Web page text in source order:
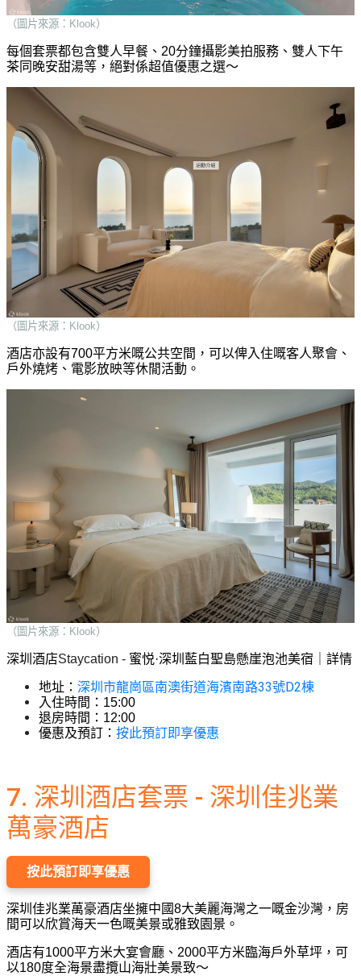
（圖片來源：Klook）
每個套票都包含雙人早餐、20分鐘攝影美拍服務、雙人下午
茶同晚安甜湯等，絕對係超值優惠之選～
（圖片來源：Klook）
酒店亦設有700平方米嘅公共空間，可以俾入住嘅客人聚會、
戶外燒烤、電影放映等休閒活動。
（圖片來源：Klook）
深圳酒店Staycation - 蜜悦·深圳藍白聖島懸崖泡池美宿｜詳情
地址： 深圳市龍崗區南澳街道海濱南路33號D2棟
入住時間：15:00
退房時間：12:00
優惠及預訂： 按此預訂即享優惠
7. 深圳酒店套票 - 深圳佳兆業
萬豪酒店
按此預訂即享優惠
深圳佳兆業萬豪酒店坐擁中國8大美麗海灣之一嘅金沙灣，房
間可以欣賞海天一色嘅美景或雅致園景。
酒店有1000平方米大宴會廳、2000平方米臨海戶外草坪，可
以180度全海景盡攬山海壯美景致～